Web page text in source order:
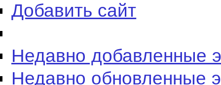
Добавить сайт
Недавно добавленные
Недавно обновленные